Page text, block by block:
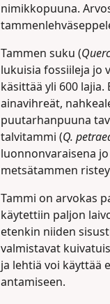
nimikkopuuna.
Tammen suku (
lukuisia fossiileja jo
käsittää yli 600
ainavihreät,
puutarhanpuuna
talvitammi (Q.
luonnonvaraisena
metsätammen
Tammi on arvokas
käytettiin paljon
etenkin niiden
valmistavat
ja lehtiä voi käyttää
antamiseen.